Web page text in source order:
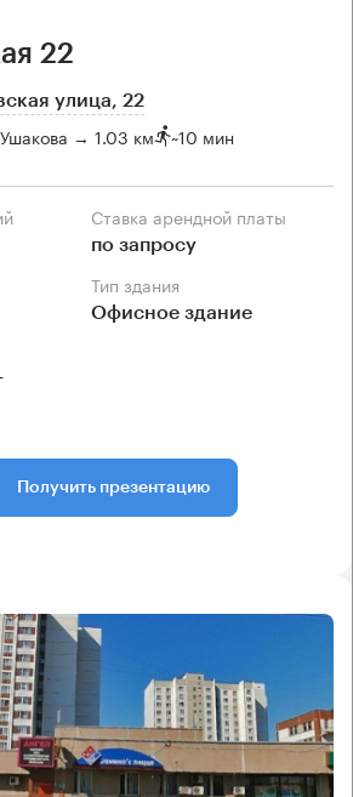
22
улица, 22
→ 1.03 км ~10 мин
Ставка арендной платы
по запросу
Тип здания
Офисное здание
Получить презентацию